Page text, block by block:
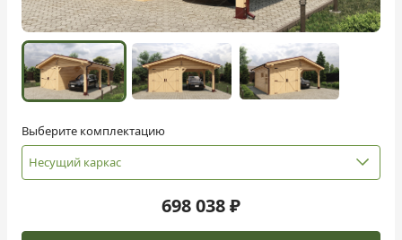
Выберите комплектацию
Несущий каркас
698 038 ₽